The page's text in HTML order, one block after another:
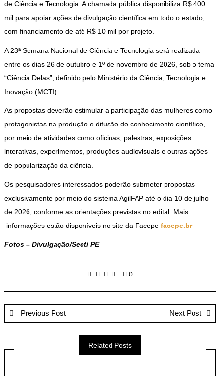
de Ciência e Tecnologia. A chamada pública disponibiliza R$ 400
mil para apoiar ações de divulgação científica em todo o estado,
com financiamento de até R$ 10 mil por projeto.
A 23ª Semana Nacional de Ciência e Tecnologia será realizada
entre os dias 26 de outubro e 1º de novembro de 2026, sob o tema
“Ciência Delas”, definido pelo Ministério da Ciência, Tecnologia e
Inovação (MCTI).
As propostas deverão estimular a participação das mulheres como
protagonistas na produção e difusão do conhecimento científico,
por meio de atividades como oficinas, palestras, exposições
interativas, experimentos, produções audiovisuais e outras ações
de popularização da ciência.
Os pesquisadores interessados poderão submeter propostas
exclusivamente por meio do sistema AgilFAP até o dia 10 de julho
de 2026, conforme as orientações previstas no edital. Mais
informações estão disponíveis no site da Facepe facepe.br
Fotos – Divulgação/Secti PE
0
Previous Post Next Post
Related Posts